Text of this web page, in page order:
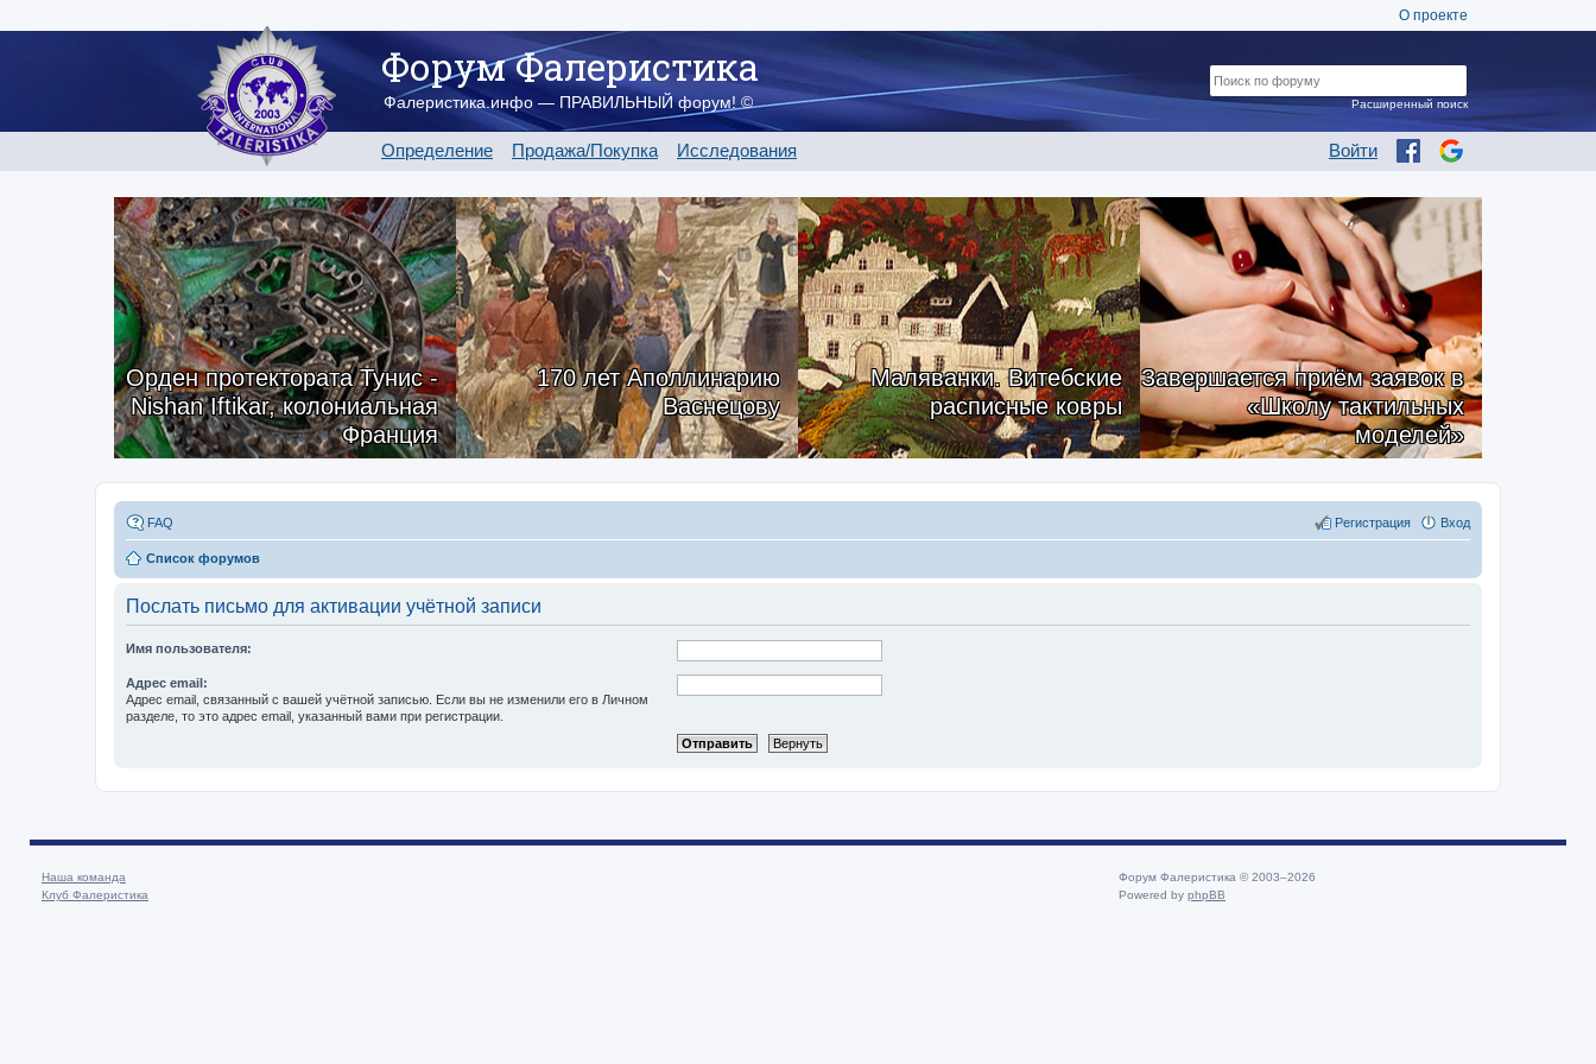
О проекте
Форум Фалеристика
Фалеристика.инфо — ПРАВИЛЬНЫЙ форум! ©
Определение Продажа/Покупка Исследования Войти
Расширенный поиск
Орден протектората Тунис -
Nishan Iftikar, колониальная
Франция
170 лет Аполлинарию
Васнецову
Маляванки. Витебские
расписные ковры
Завершается приём заявок в
«Школу тактильных
моделей»
FAQ Вход
Регистрация
Список форумов
Послать письмо для активации учётной записи
Имя пользователя:
Адрес email:
Адрес email, связанный с вашей учётной записью. Если вы не изменили его в Личном
разделе, то это адрес email, указанный вами при регистрации.
Наша команда
Клуб Фалеристика
Форум Фалеристика © 2003–2026
Powered by phpBB